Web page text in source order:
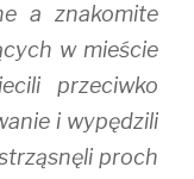
a znakomite
w mieście
przeciwko
i wypędzili
proch